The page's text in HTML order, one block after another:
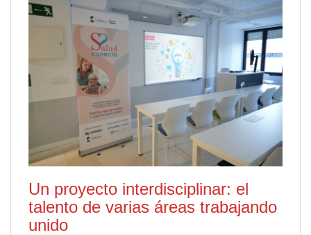
Un proyecto interdisciplinar: el
talento de varias áreas trabajando
unido